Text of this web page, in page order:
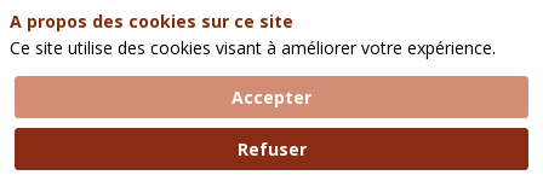
A propos des cookies sur ce site
Ce site utilise des cookies visant à améliorer votre expérience.
Accepter
Refuser